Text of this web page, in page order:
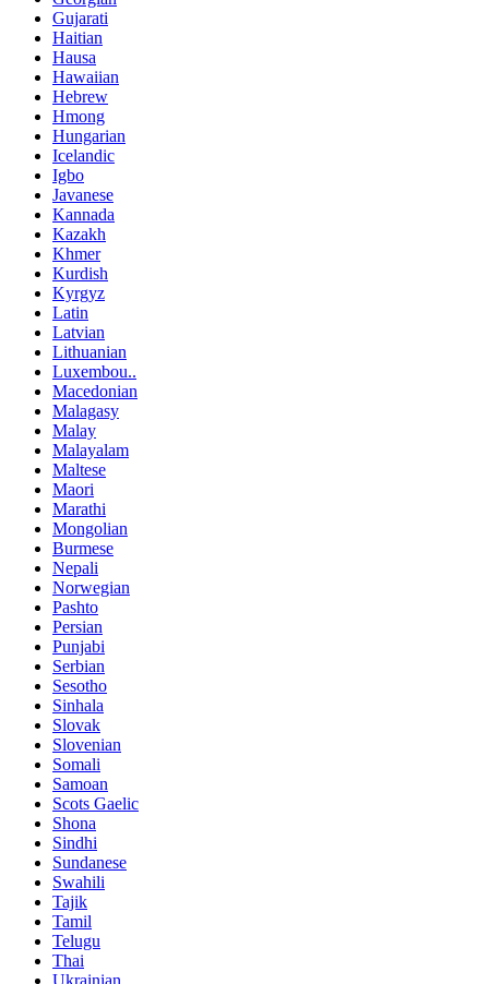
Gujarati
Haitian
Hausa
Hawaiian
Hebrew
Hmong
Hungarian
Icelandic
Igbo
Javanese
Kannada
Kazakh
Khmer
Kurdish
Kyrgyz
Latin
Latvian
Lithuanian
Luxembou..
Macedonian
Malagasy
Malay
Malayalam
Maltese
Maori
Marathi
Mongolian
Burmese
Nepali
Norwegian
Pashto
Persian
Punjabi
Serbian
Sesotho
Sinhala
Slovak
Slovenian
Somali
Samoan
Scots Gaelic
Shona
Sindhi
Sundanese
Swahili
Tajik
Tamil
Telugu
Thai
Ukrainian